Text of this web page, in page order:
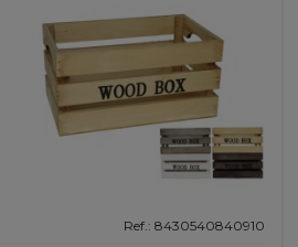
Ref.: 8430540840910